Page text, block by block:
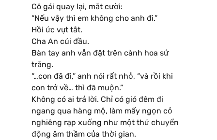
Cô gái quay lại, mắt cười:
“Nếu vậy thì em không cho anh đi.”
Hồi ức vụt tắt.
Cha An cúi đầu.
Bàn tay anh vẫn đặt trên cành hoa sứ
trắng.
“…con đã đi,” anh nói rất nhỏ, “và rồi khi
con trở về… thì đã muộn.”
Không có ai trả lời. Chỉ có gió đêm đi
ngang qua hàng mộ, làm mấy ngọn cỏ
nghiêng rạp xuống như một thứ chuyển
động âm thầm của thời gian.